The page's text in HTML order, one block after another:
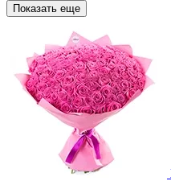
Показать еще